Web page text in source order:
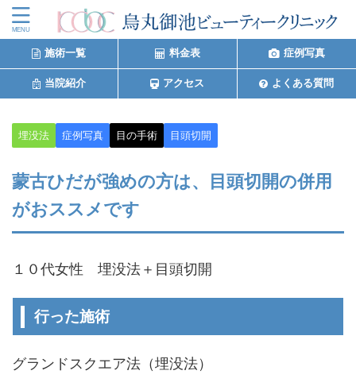
施術一覧 料金表 症例写真
当院紹介 アクセス よくある質問
埋没法 症例写真 目の手術 目頭切開
蒙古ひだが強めの方は、目頭切開の併用
がおススメです
１０代女性 埋没法＋目頭切開
行った施術
グランドスクエア法（埋没法）